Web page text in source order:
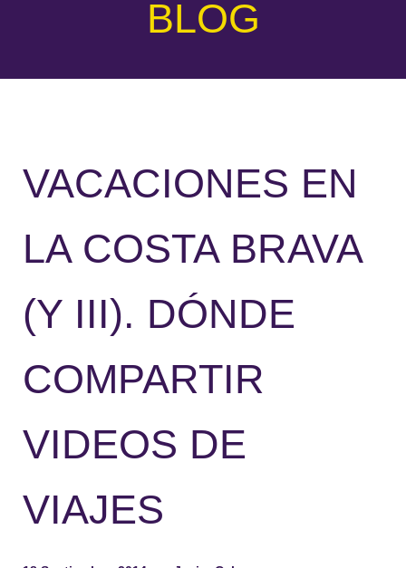
BLOG
VACACIONES EN
LA COSTA BRAVA
(Y III). DÓNDE
COMPARTIR
VIDEOS DE
VIAJES